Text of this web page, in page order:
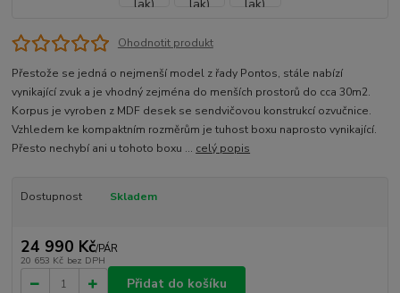
Ohodnotit produkt
Přestože se jedná o nejmenší model z řady Pontos, stále nabízí
vynikající zvuk a je vhodný zejména do menších prostorů do cca 30m2.
Korpus je vyroben z MDF desek se sendvičovou konstrukcí ozvučnice.
Vzhledem ke kompaktním rozměrům je tuhost boxu naprosto vynikající.
Přesto nechybí ani u tohoto boxu ... celý popis
Dostupnost Skladem
24 990 Kč/PÁR
20 653 Kč bez DPH
Přidat do košíku